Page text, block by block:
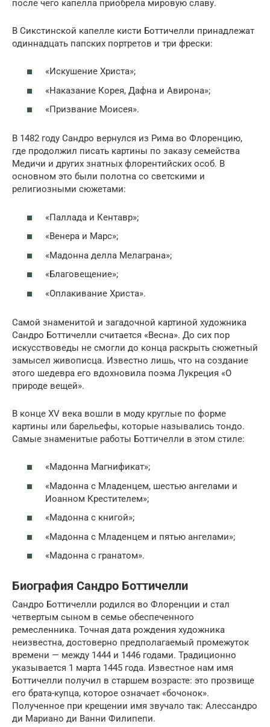
после чего капелла приобрела мировую славу.
В Сикстинской капелле кисти Боттичелли принадлежат
одиннадцать папских портретов и три фрески:
«Искушение Христа»;
«Наказание Корея, Дафна и Авирона»;
«Призвание Моисея».
В 1482 году Сандро вернулся из Рима во Флоренцию,
где продолжил писать картины по заказу семейства
Медичи и других знатных флорентийских особ. В
основном это были полотна со светскими и
религиозными сюжетами:
«Паллада и Кентавр»;
«Венера и Марс»;
«Мадонна делла Мелаграна»;
«Благовещение»;
«Оплакивание Христа».
Самой знаменитой и загадочной картиной художника
Сандро Боттичелли считается «Весна». До сих пор
искусствоведы не смогли до конца раскрыть сюжетный
замысел живописца. Известно лишь, что на создание
этого шедевра его вдохновила поэма Лукреция «О
природе вещей».
В конце ХV века вошли в моду круглые по форме
картины или барельефы, которые назывались тондо.
Самые знаменитые работы Боттичелли в этом стиле:
«Мадонна Магнификат»;
«Мадонна с Младенцем, шестью ангелами и
Иоанном Крестителем»;
«Мадонна с книгой»;
«Мадонна с Младенцем и пятью ангелами»;
«Мадонна с гранатом».
Биография Сандро Боттичелли
Сандро Боттичелли родился во Флоренции и стал
четвертым сыном в семье обеспеченного
ремесленника. Точная дата рождения художника
неизвестна, достоверно предполагаемый промежуток
времени — между 1444 и 1446 годами. Традиционно
указывается 1 марта‎ ‎1445 года. Известное нам имя
Боттичелли получил в старшем возрасте: это прозвище
его брата-купца, которое означает «бочонок».
Полученное при крещении имя звучало так: Алессандро
ди Мариано ди Ванни Филипепи.